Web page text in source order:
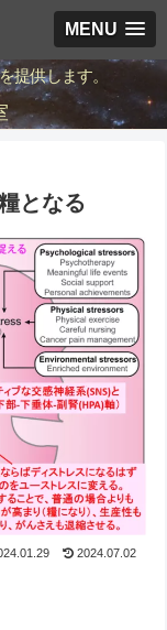
MENU
提供します。
となる
2024.07.02